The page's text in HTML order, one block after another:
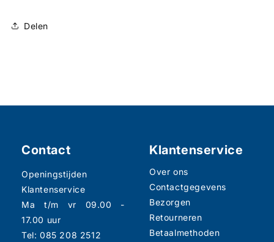
Delen
Contact
Openingstijden
Klantenservice
Ma t/m vr 09.00 -
17.00 uur
Tel: 085 208 2512
Klantenservice
Over ons
Contactgegevens
Bezorgen
Retourneren
Betaalmethoden